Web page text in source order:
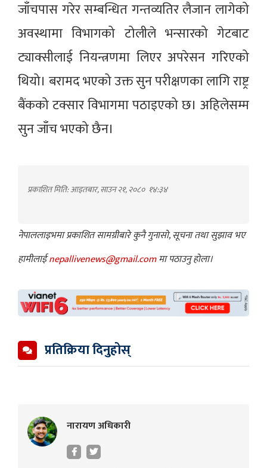
जाँचपास गरेर सम्बन्धित गन्तव्यतिर लैजान लागेको
अवस्थामा विभागको टोलीले भन्सारको गेटबाट
ट्याक्सीलाई नियन्त्रणमा लिएर अपरेसन गरिएको
थियो। बरामद भएको उक्त सुन परीक्षणका लागि राष्ट्र
बैंकको टक्सार विभागमा पठाइएको छ। अहिलेसम्म
सुन जाँच भएको छैन।
प्रकाशित मिति: आइतबार, साउन २१, २०८० १४:३४
नेपाललाइभमा प्रकाशित सामग्रीबारे कुनै गुनासो, सूचना तथा सुझाव भए
हामीलाईnepallivenews@gmail.comमा पठाउनु होला।
प्रतिक्रिया दिनुहोस्
नारायण अधिकारी